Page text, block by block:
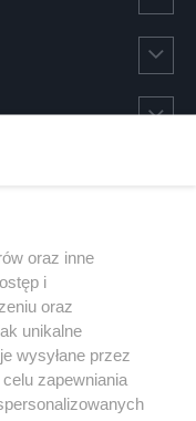
oraz inne
i
oraz
unikalne
wysyłane przez
zapewniania